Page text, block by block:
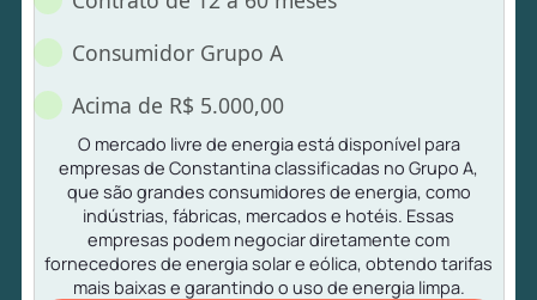
Consumidor Grupo A
Acima de R$ 5.000,00
O mercado livre de energia está disponível para
empresas de Constantina classificadas no Grupo A,
que são grandes consumidores de energia, como
indústrias, fábricas, mercados e hotéis. Essas
empresas podem negociar diretamente com
fornecedores de energia solar e eólica, obtendo tarifas
mais baixas e garantindo o uso de energia limpa.